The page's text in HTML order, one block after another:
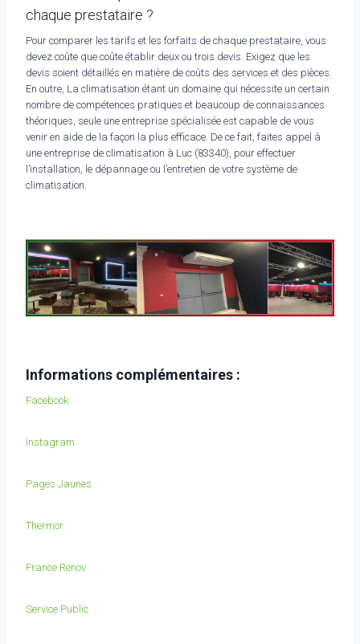
chaque prestataire ?
Pour comparer les tarifs et les forfaits de chaque prestataire, vous
devez coûte que coûte établir deux ou trois devis. Exigez que les
devis soient détaillés en matière de coûts des services et des pièces.
En outre, La climatisation étant un domaine qui nécessite un certain
nombre de compétences pratiques et beaucoup de connaissances
théoriques, seule une entreprise spécialisée est capable de vous
venir en aide de la façon la plus efficace. De ce fait, faites appel à
une entreprise de climatisation à Luc (83340), pour effectuer
l’installation, le dépannage ou l’entretien de votre système de
climatisation.
Informations complémentaires :
Facebook
Instagram
Pages Jaunes
Thermor
France Renov
Service Public